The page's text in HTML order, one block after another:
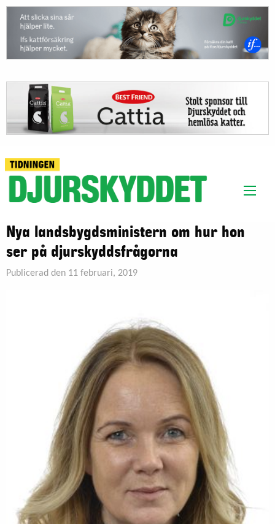
Nya landsbygdsministern om hur hon
ser på djurskyddsfrågorna
Publicerad den 11 februari, 2019